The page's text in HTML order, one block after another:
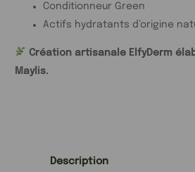
Conditionneur Green
Actifs hydratants d’origine
Création artisanale ElfyDerm
Maylis.
Description